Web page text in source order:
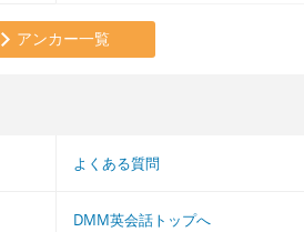
アンカー一覧
よくある質問
DMM英会話トップへ